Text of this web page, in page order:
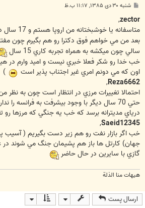
پ
ت
شنبه ۳۰ دی ۱۳۸۵, ۱۱:۱۷ ب.ظ
zector
,
متاسفانه يا خوشبختانه من اروپا هستم و 17 سال دارم.
بعد من مي خواهم فوق دکترا رو هم بگيرم چون
سالي چون ميکشه به همراه تجربه کاري 15 سال
خب خدا رو شکر فعلا خبري نيست و اميد وارم در
اون که مي دونم امري غير اجتناب پذير است
)
Reza6662
,
احتمالا تغييرات مرزي در انتظار است چون به نظر
حتي 70 سال ديگر با وجود بيشرفت به فرانسه را
درياي مديترانه برسد که خب يه جنگي که مرزها رو
Saeid12345
,
خب اگر بازار نفت رو هم زير دست بگيريم ( آسيب
جهان) کارتل ها باز هم پشيمان جنگ مي شوند در
گازي با سايرين در حال حاضر
هیهات منا الذلة
ارسال پست